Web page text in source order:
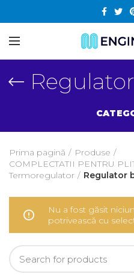
Prima pagină
Produse
COMPLECTATII PENTRU
Termoregulator
Regulator
Nu a fost găsit
potrivească cu